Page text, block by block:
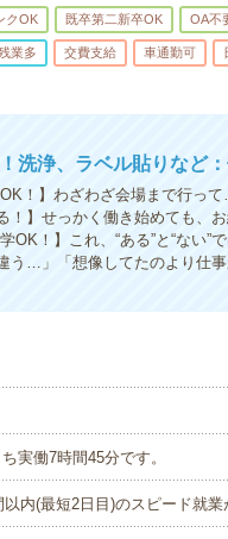
クOK 既卒第二新卒OK OA不
業多 交費支給 車通勤可
洗浄、ラベル貼りなど
OK！】わざわざ会場まで行っ
！】せっかく働き始めても、
OK！】これ、“ある”と“ない”
う…」「想像してたのより仕
実働7時間45分です。
内(最短2日目)のスピード就業